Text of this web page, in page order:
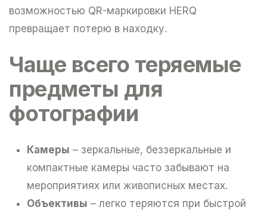
возможностью QR-маркировки HERQ
превращает потерю в находку.
Чаще всего теряемые
предметы для
фотографии
Камеры – зеркальные, беззеркальные и
компактные камеры часто забывают на
мероприятиях или живописных местах.
Объективы – легко теряются при быстрой